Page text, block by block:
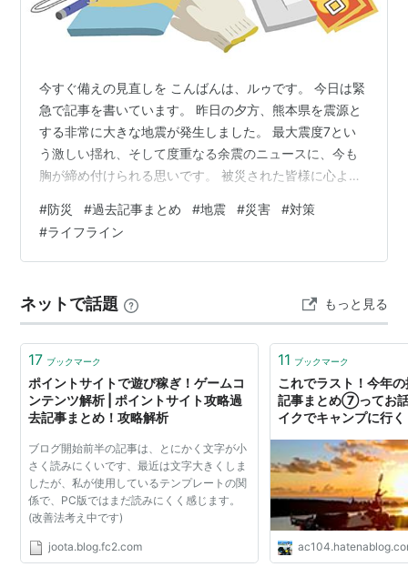
今すぐ備えの見直しを こんばんは、ルゥです。 今日は緊
急で記事を書いています。 昨日の夕方、熊本県を震源と
する非常に大きな地震が発生しました。 最大震度7とい
う激しい揺れ、そして度重なる余震のニュースに、今も
胸が締め付けられる思いです。 被災された皆様に心より
を過ごされている皆様の安全を、深く、深くお祈りいた
します。 余震が続く中、まずは身の安全の確保が最優先
です。 どうか無理をなさらず、少しでも安全な場所でお
元々このブログは「防災」をきっかけにスタートしたも
のでした。 テレビから流れる現地の映…
#防災 #過去記事まとめ #地震 #災害 #対策
#ライフライン
ネットで話題 もっと見る
17 ブックマーク
ポイントサイトで遊び稼ぎ！ゲームコ
ンテンツ解析 | ポイントサイト攻略過
去記事まとめ！攻略解析
ブログ開始前半の記事は、とにかく文字が小
さく読みにくいです、最近は文字大きくしま
したが、私が使用しているテンプレートの関
係で、PC版ではまだ読みにくく感じます。
(改善法考え中です)
joota.blog.fc2.com
11 ブックマーク
これでラスト！今年
記事まとめ⑦ってお
イクでキャンプに行